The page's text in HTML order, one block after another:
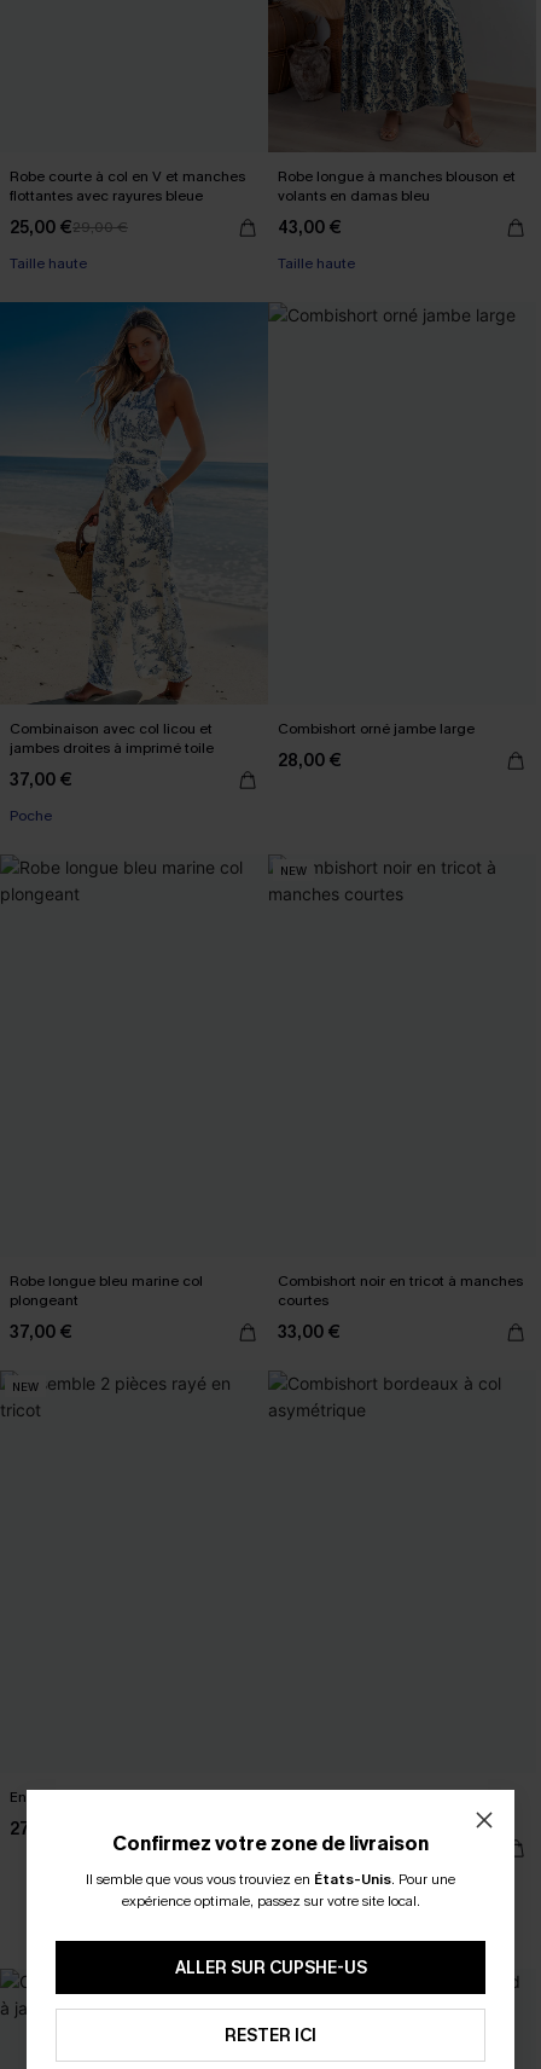
Robe courte à col en V et manches
flottantes avec rayures bleue
25,00 €29,00 €
Taille haute
Robe longue à manches blouson et
volants en damas bleu
43,00 €
Taille haute
Combinaison avec col licou et
jambes droites à imprimé toile
37,00 €
Poche
Combishort orné jambe large
28,00 €
Robe longue bleu marine col
plongeant
37,00 €
NEW
Combishort noir en tricot à manches
courtes
33,00 €
NEW
Ensemble 2 pièces rayé en tricot
27,00 €
35,00 €
Confirmez votre zone de livraison
Il semble que vous vous trouviez en États-Unis. Pour une
expérience optimale, passez sur votre site local.
ALLER SUR CUPSHE-US
RESTER ICI